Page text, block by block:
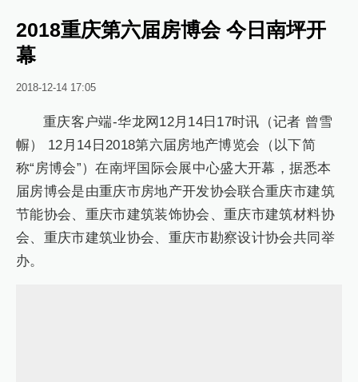
2018重庆第六届房博会 今日南坪开
幕
2018-12-14 17:05
重庆客户端-华龙网12月14日17时讯（记者 曾雪
幈） 12月14日2018第六届房地产博览会（以下简
称“房博会”）在南坪国际会展中心盛大开幕，据悉本
届房博会是由重庆市房地产开发协会联合重庆市建筑
节能协会、重庆市建筑装饰协会、重庆市建筑材料协
会、重庆市建筑业协会、重庆市勘察设计协会共同举
办。